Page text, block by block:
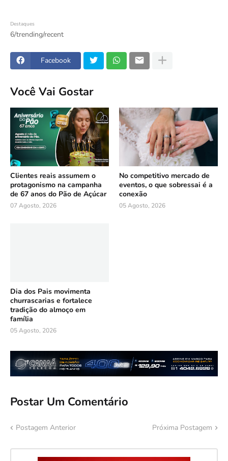
Destaques
6/trending/recent
Facebook
Você Vai Gostar
Clientes reais assumem o
protagonismo na campanha
de 67 anos do Pão de Açúcar
07 Agosto, 2026
No competitivo mercado de
eventos, o que sobressai é a
conexão
05 Agosto, 2026
Dia dos Pais movimenta
churrascarias e fortalece
tradição do almoço em
família
05 Agosto, 2026
Postar Um Comentário
Postagem Anterior Próxima Postagem